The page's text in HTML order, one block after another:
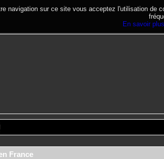
navigation sur ce site vous acceptez l'utilisation de
En savoir plus
France